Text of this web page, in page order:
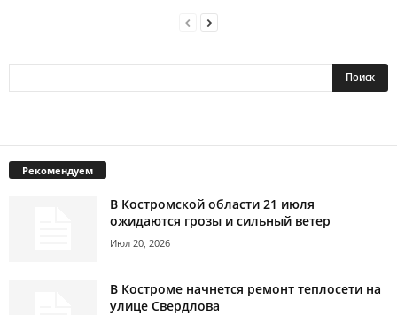
Рекомендуем
В Костромской области 21 июля
ожидаются грозы и сильный ветер
Июл 20, 2026
В Костроме начнется ремонт теплосети на
улице Свердлова